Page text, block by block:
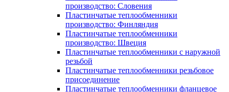
производство: Словения
Пластинчатые теплообменники
производство: Финляндия
Пластинчатые теплообменники
производство: Швеция
Пластинчатые теплообменники с наружной
резьбой
Пластинчатые теплообменники резьбовое
присоединение
Пластинчатые теплообменники фланцевое